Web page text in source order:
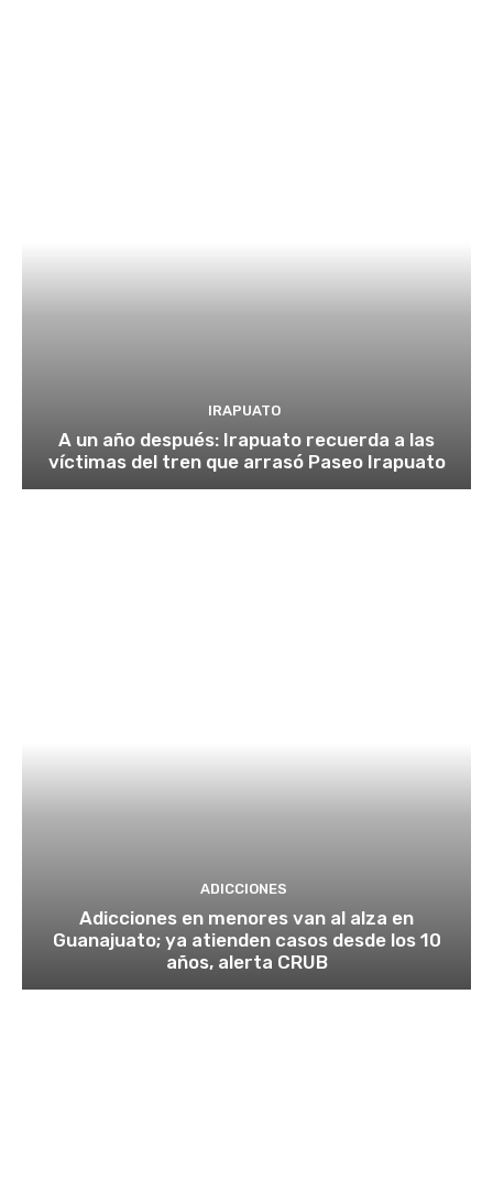
IRAPUATO
A un año después: Irapuato recuerda a las
víctimas del tren que arrasó Paseo Irapuato
ADICCIONES
Adicciones en menores van al alza en
Guanajuato; ya atienden casos desde los 10
años, alerta CRUB